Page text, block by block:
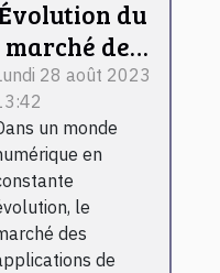
du
marché des
applications
rencontres
BDSM et
en
2023
28 août 2023
un monde
en
le
des
de